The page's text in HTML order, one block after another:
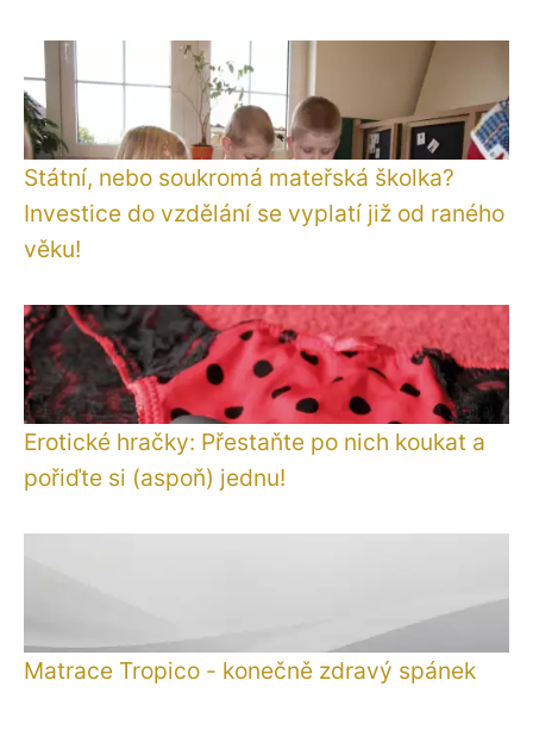
Státní, nebo soukromá mateřská školka?
Investice do vzdělání se vyplatí již od raného
věku!
Erotické hračky: Přestaňte po nich koukat a
pořiďte si (aspoň) jednu!
Matrace Tropico - konečně zdravý spánek